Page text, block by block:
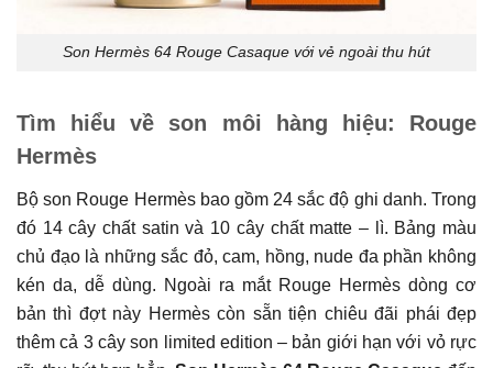
Son Hermès 64 Rouge Casaque với vẻ ngoài thu hút
Tìm hiểu về son môi hàng hiệu: Rouge
Hermès
Bộ son Rouge Hermès bao gồm 24 sắc độ ghi danh. Trong
đó 14 cây chất satin và 10 cây chất matte – lì. Bảng màu
chủ đạo là những sắc đỏ, cam, hồng, nude đa phần không
kén da, dễ dùng. Ngoài ra mắt Rouge Hermès dòng cơ
bản thì đợt này Hermès còn sẵn tiện chiêu đãi phái đẹp
thêm cả 3 cây son limited edition – bản giới hạn với vỏ rực